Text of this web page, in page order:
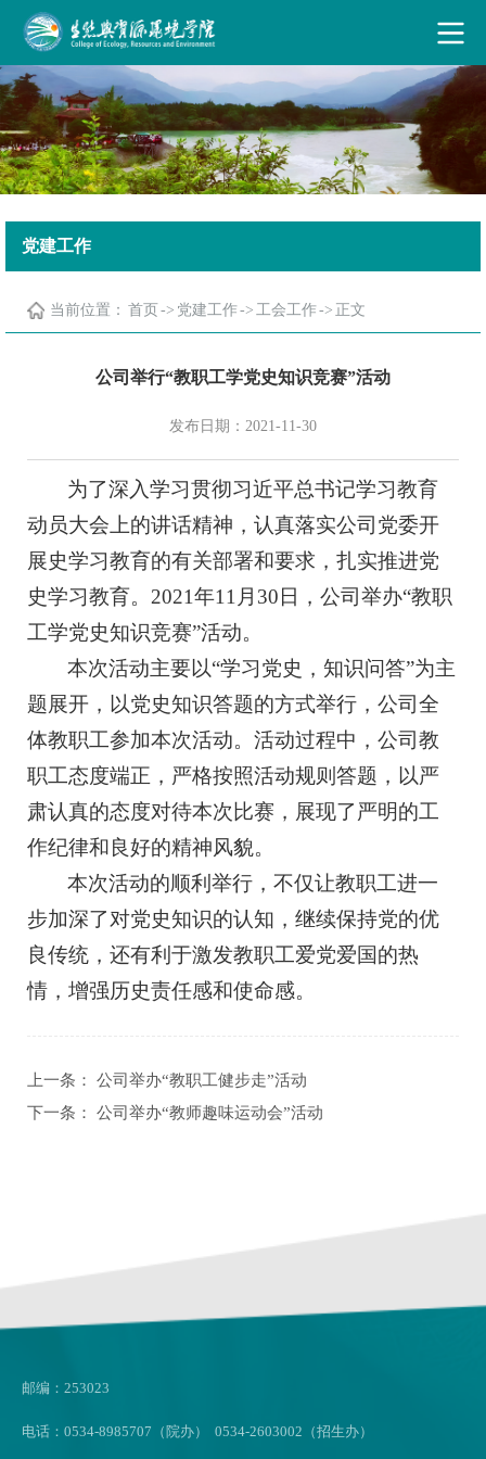
古天乐代言太阳集团·(中国)能源有限公司
党建工作
当前位置： 首页 -> 党建工作-> 工会工作-> 正文
公司举行“教职工学党史知识竞赛”活动
发布日期：2021-11-30
为了深入学习贯彻习近平总书记学习教育
动员大会上的讲话精神，认真落实公司党委开
展史学习教育的有关部署和要求，扎实推进党
史学习教育。2021年11月30日，公司举办“教职
工学党史知识竞赛”活动。
本次活动主要以“学习党史，知识问答”为主
题展开，以党史知识答题的方式举行，公司全
体教职工参加本次活动。活动过程中，公司教
职工态度端正，严格按照活动规则答题，以严
肃认真的态度对待本次比赛，展现了严明的工
作纪律和良好的精神风貌。
本次活动的顺利举行，不仅让教职工进一
步加深了对党史知识的认知，继续保持党的优
良传统，还有利于激发教职工爱党爱国的热
情，增强历史责任感和使命感。
上一条： 公司举办“教职工健步走”活动
下一条： 公司举办“教师趣味运动会”活动
邮编：253023
电话：0534-8985707（院办） 0534-2603002（招生办）